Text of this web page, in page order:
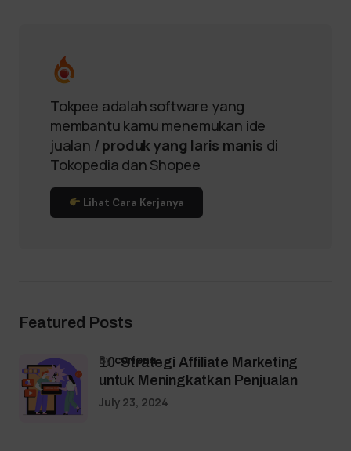
Tokpee adalah software yang
membantu kamu menemukan ide
jualan / produk yang laris manis di
Tokopedia dan Shopee
Lihat Cara Kerjanya
Featured Posts
10 Strategi Affiliate Marketing
untuk Meningkatkan Penjualan
bycoriena
July 23, 2024